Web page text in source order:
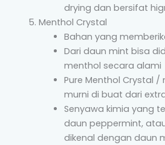
drying dan bersifat
Menthol Crystal
Bahan yang
Dari daun mint bisa
menthol secara alami
Pure Menthol Crystal /
murni di buat dari
Senyawa kimia yang
daun peppermint,
dikenal dengan daun